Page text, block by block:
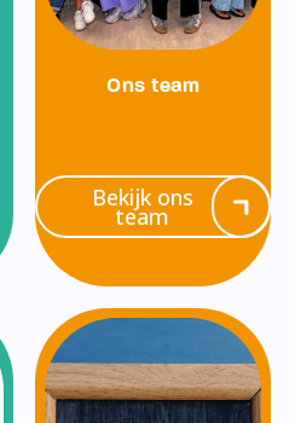
Ons team
Bekijk ons
team